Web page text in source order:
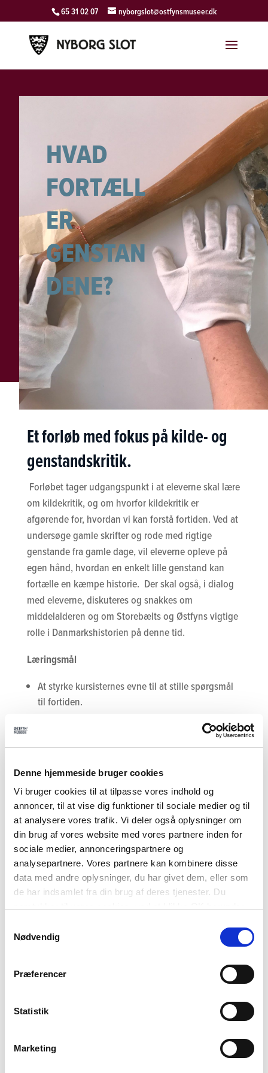
Denne hjemmeside bruger cookies
Vi bruger cookies til at tilpasse vores indhold og
annoncer, til at vise dig funktioner til sociale medier og til
at analysere vores trafik. Vi deler også oplysninger om
din brug af vores website med vores partnere inden for
sociale medier, annonceringspartnere og
analysepartnere. Vores partnere kan kombinere disse
data med andre oplysninger, du har givet dem, eller som
de har indsamlet fra din brug af deres tjenester. Du
Nødvendig
Præferencer
Statistik
Marketing
65 31 02 07 nyborgslot@ostfynsmuseer.dk
HVAD
FORTÆLL
ER
GENSTAN
DENE?
Et forløb med fokus på kilde- og
genstandskritik.
Forløbet tager udgangspunkt i at eleverne skal lære
om kildekritik, og om hvorfor kildekritik er
afgørende for, hvordan vi kan forstå fortiden. Ved at
undersøge gamle skrifter og rode med rigtige
genstande fra gamle dage, vil eleverne opleve på
egen hånd, hvordan en enkelt lille genstand kan
fortælle en kæmpe historie. Der skal også, i dialog
med eleverne, diskuteres og snakkes om
middelalderen og om Storebælts og Østfyns vigtige
rolle i Danmarkshistorien på denne tid.
Læringsmål
At styrke kursisternes evne til at stille spørgsmål
til fortiden.
At styrke den historiske bevidsthed og give
punkter til den historiske kanon.
Da personlig kontakt og tillid mellem underviser og
kursist er essentiel er det vigtigt, at hvert enkelt
forløb arrangeres i samarbejde med læreren således,
at museumsunderviseren kan tage højde for
klassens niveau i undervisningen.
DET PRAKTISKE
Fag
Pris